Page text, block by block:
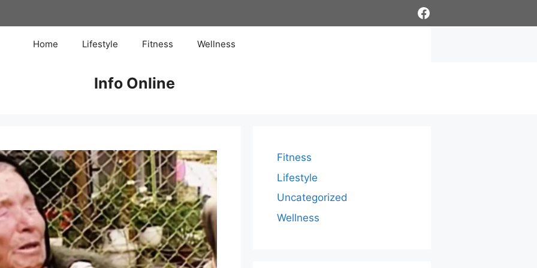
Facebook
Home Lifestyle Fitness Wellness
Info Online
Fitness
Lifestyle
Uncategorized
Wellness